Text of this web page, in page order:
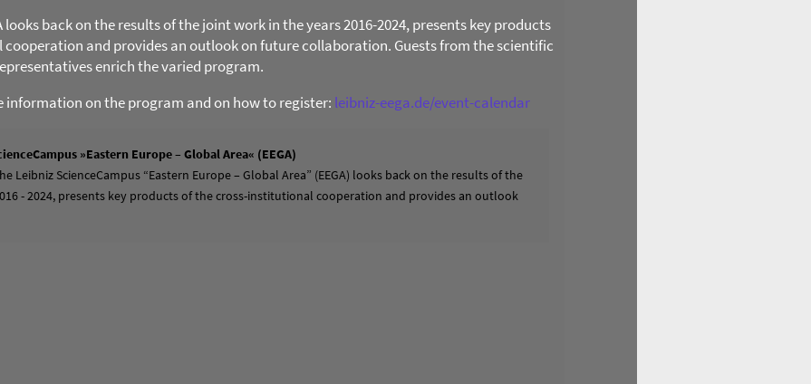
looks back on the results of the joint work in the years 2016-2024, presents key products
and provides an outlook on future collaboration. Guests from the scientific
enrich the varied program.
information on the program and on how to register: leibniz-eega.de/event-calendar
»Eastern Europe – Global Area« (EEGA)
Leibniz ScienceCampus “Eastern Europe – Global Area” (EEGA) looks back on the results of the
- 2024, presents key products of the cross-institutional cooperation and provides an outlook